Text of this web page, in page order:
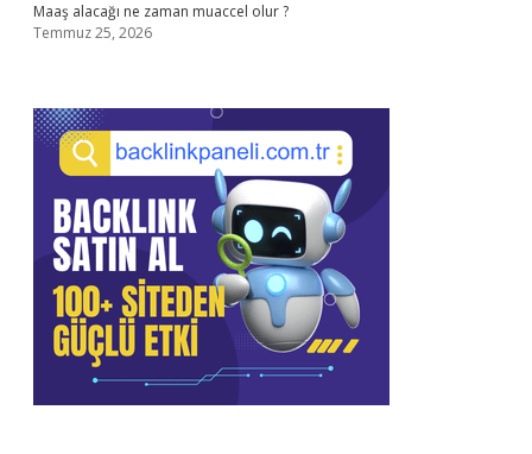
Maaş alacağı ne zaman muaccel olur ?
Temmuz 25, 2026